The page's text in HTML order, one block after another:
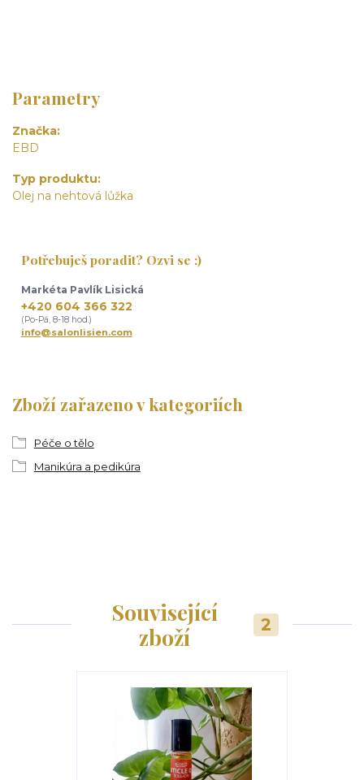
Parametry
Značka
EBD
Typ produktu
Olej na nehtová lůžka
Zboží zařazeno v kategoriích
Péče o tělo
Manikúra a pedikúra
Potřebuješ poradit? Ozvi se :)
Markéta Pavlík Lisická
+420 604 366 322
(Po-Pá, 8-18 hod.)
info@salonlisien.com
Související
zboží
2